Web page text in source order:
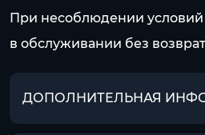
При несоблюдении
в обслуживании без
ДОПОЛНИТЕЛЬНАЯ